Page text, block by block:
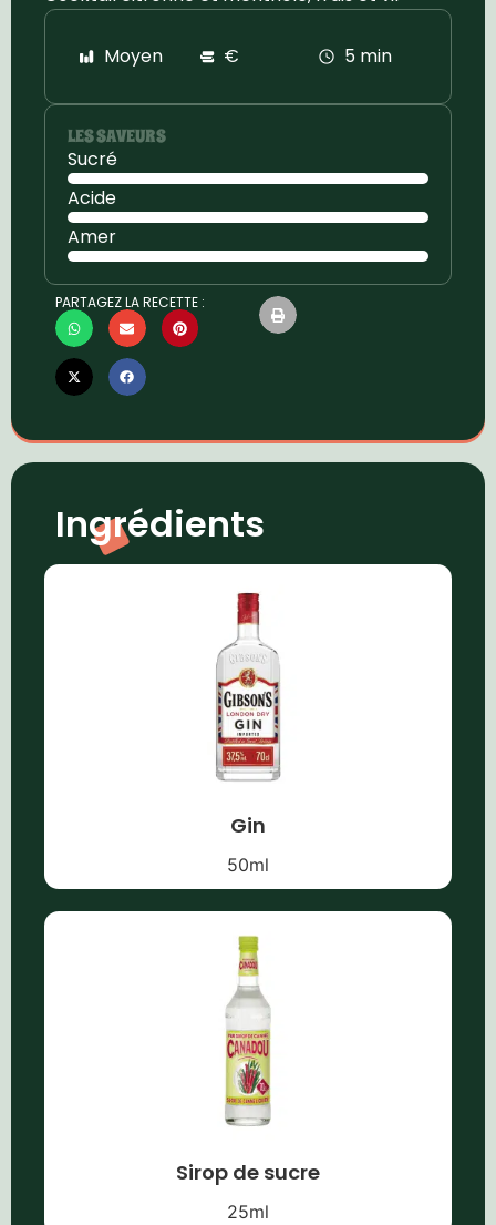
Moyen € 5 min
LES SAVEURS
Sucré
Acide
Amer
PARTAGEZ LA RECETTE :
Ingrédients
Gin
50ml
Sirop de sucre
25ml